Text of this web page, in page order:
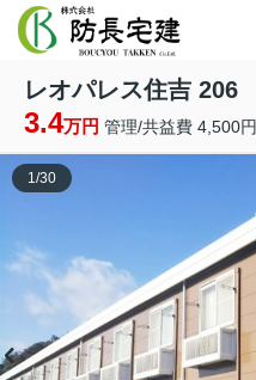
レオパレス住吉 206
3.4万円 管理/共益費 4,500円
1/30